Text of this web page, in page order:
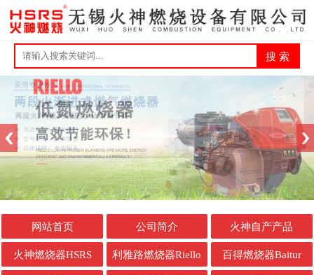
网站首页 公司简介 火神自产产品
火神燃烧器HSRS 利雅路燃烧器Riello 百得燃烧器Baitur